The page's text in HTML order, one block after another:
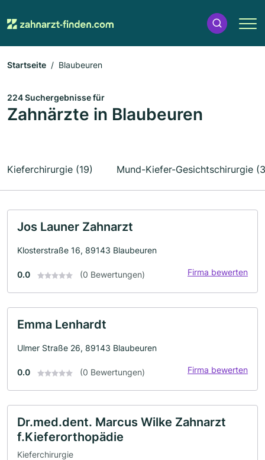
Startseite Blaubeuren
224 Suchergebnisse für
Zahnärzte in Blaubeuren
Kieferchirurgie (19) Mund-Kiefer-Gesichtschirurgie
Jos Launer Zahnarzt
Klosterstraße 16, 89143 Blaubeuren
0.0 (0 Bewertungen) Firma bewerten
Emma Lenhardt
Ulmer Straße 26, 89143 Blaubeuren
0.0 (0 Bewertungen) Firma bewerten
Dr.med.dent. Marcus Wilke Zahnarzt
f.Kieferorthopädie
Kieferchirurgie